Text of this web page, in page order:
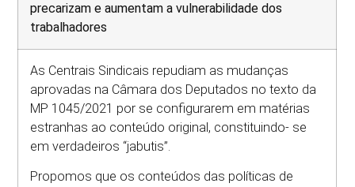
precarizam e aumentam a vulnerabilidade dos
trabalhadores
As Centrais Sindicais repudiam as mudanças
aprovadas na Câmara dos Deputados no texto da
MP 1045/2021 por se configurarem em matérias
estranhas ao conteúdo original, constituindo- se
em verdadeiros “jabutis”.
Propomos que os conteúdos das políticas de